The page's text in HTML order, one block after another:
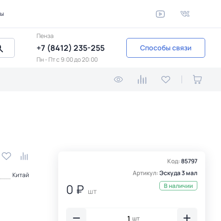
Пенза
+7 (8412) 235-255
Пн - Пт c 9:00 до 20:00
Способы связи
Китай
Код:85797
Артикул:Эскуда 3 мал
0 ₽ шт
В наличии
шт